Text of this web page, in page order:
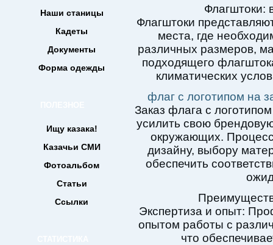
Наши станицы
Кадеты
Документы
Форма одежды
Ищу казака!
Казачьи СМИ
Фотоальбом
Статьи
Ссылки
Флагштоки:
Флагштоки
места, где
различных размеров,
подходящего
климатических
флаг с логотипом на
Заказ флага с
усилить свою
окружающих. Процесс
дизайну, выбору
обеспечить
Экспертиза и опыт:
опытом работы с
что